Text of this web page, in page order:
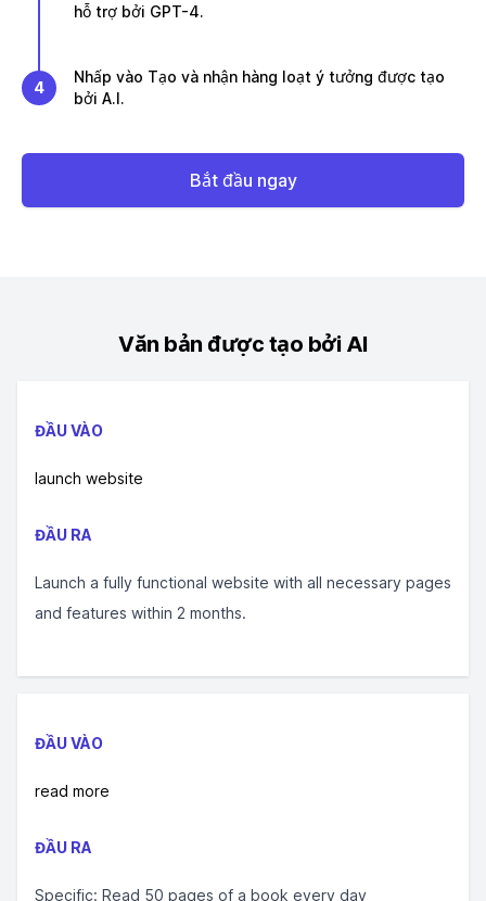
hỗ trợ bởi GPT-4.
4
Nhấp vào Tạo và nhận hàng loạt ý tưởng được tạo
bởi A.I.
Bắt đầu ngay
Văn bản được tạo bởi AI
ĐẦU VÀO
launch website
ĐẦU RA
Launch a fully functional website with all necessary pages
and features within 2 months.
ĐẦU VÀO
read more
ĐẦU RA
Specific: Read 50 pages of a book every day